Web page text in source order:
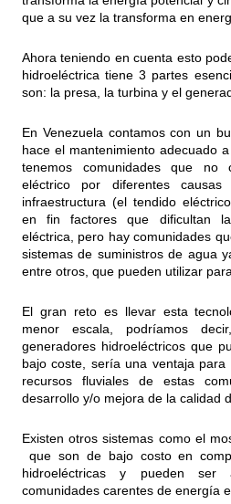
que a su vez la transforma en
Ahora teniendo en cuenta esto
hidroeléctrica tiene 3 partes
son: la presa, la turbina y el
En Venezuela contamos con un
hace el mantenimiento adecuado
tenemos comunidades que no
eléctrico por diferentes
infraestructura (el tendido
en fin factores que dificultan
eléctrica, pero hay comunidades
sistemas de suministros de agua
entre otros, que pueden utilizar
El gran reto es llevar esta
menor escala, podríamos
generadores hidroeléctricos que
bajo coste, sería una ventaja
recursos fluviales de estas
desarrollo y/o mejora de la calidad
Existen otros sistemas como el
que son de bajo costo en
hidroeléctricas y pueden ser
comunidades carentes de energía